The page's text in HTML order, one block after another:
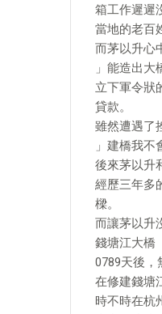
箱工作遲遲
當地的老百
而茅以升心
」能造出大
立下軍令狀
貸款。
雖然遭遇了
」建橋我
後來茅以升
經歷三年多
樑。
而讓茅以升
錢塘江大橋
0789天後，
在修建錢塘
時不時在杭